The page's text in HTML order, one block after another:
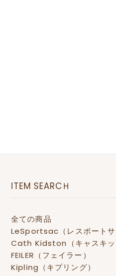
ITEM SEARCＨ
全ての商品
LeSportsac（レスポートサ
Cath Kidston（キャスキッ
FEILER（フェイラー）
Kipling（キプリング）